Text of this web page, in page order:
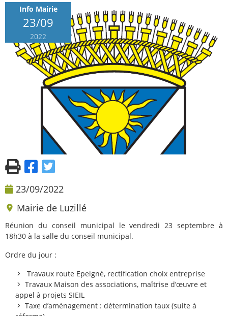
Info Mairie
23/09
2022
23/09/2022
Mairie de Luzillé
Réunion du conseil municipal le vendredi 23 septembre à
18h30 à la salle du conseil municipal.
Ordre du jour :
Travaux route Epeigné, rectification choix entreprise
Travaux Maison des associations, maîtrise d’œuvre et
appel à projets SIEIL
Taxe d’aménagement : détermination taux (suite à